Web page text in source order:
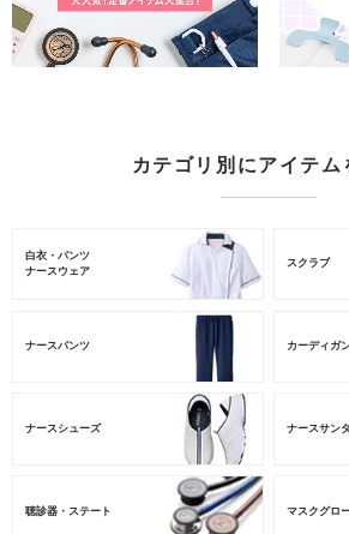
カテゴリ別にアイテム
白衣・パンツ
ナースウェア
スクラブ
ナースパンツ カーディガ
ナースシューズ ナースサン
聴診器・ステート マスクグロ